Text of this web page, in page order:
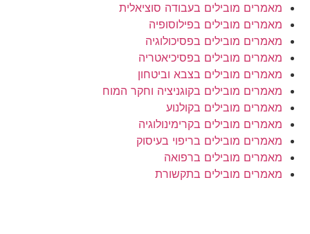
מאמרים מובילים בעבודה סוציאלית
מאמרים מובילים בפילוסופיה
מאמרים מובילים בפסיכולוגיה
מאמרים מובילים בפסיכיאטריה
מאמרים מובילים בצבא וביטחון
מאמרים מובילים בקוגניציה וחקר המוח
מאמרים מובילים בקולנוע
מאמרים מובילים בקרימינולוגיה
מאמרים מובילים בריפוי בעיסוק
מאמרים מובילים ברפואה
מאמרים מובילים בתקשורת